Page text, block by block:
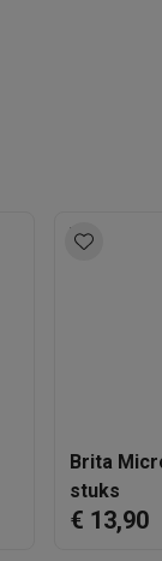
cam accessoires
Brita
stuks
€ 13,90